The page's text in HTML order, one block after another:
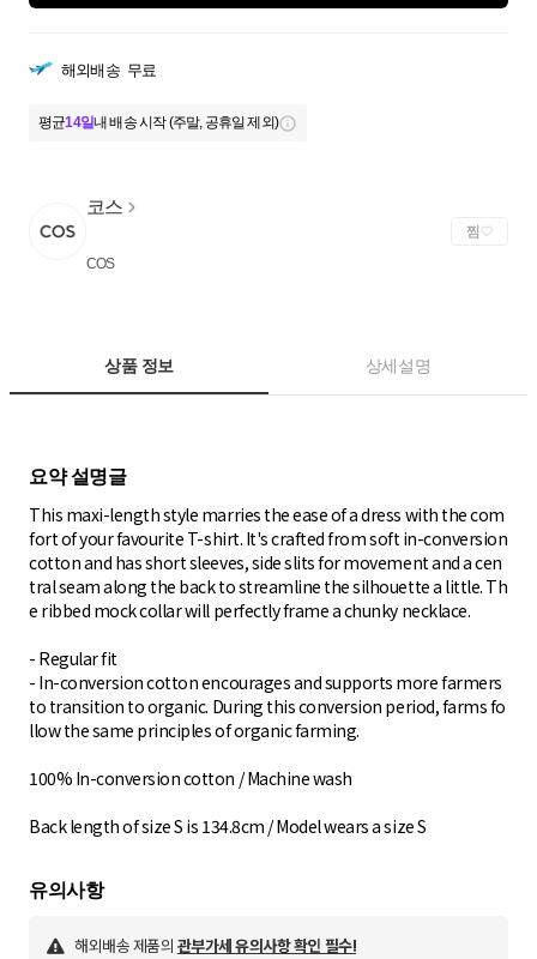
해외배송 무료
평균14일내 배송 시작 (주말, 공휴일 제외)
코스
COS
찜
상품 정보 상세설명
요약 설명글
This maxi-length style marries the ease of a dress with the com
fort of your favourite T-shirt. It's crafted from soft in-conversion
cotton and has short sleeves, side slits for movement and a cen
tral seam along the back to streamline the silhouette a little. Th
e ribbed mock collar will perfectly frame a chunky necklace.
- Regular fit
- In-conversion cotton encourages and supports more farmers
to transition to organic. During this conversion period, farms fo
llow the same principles of organic farming.
100% In-conversion cotton / Machine wash
Back length of size S is 134.8cm / Model wears a size S
유의사항
해외배송 제품의 관부가세 유의사항 확인 필수!